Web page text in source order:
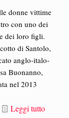
donne vittime
con uno dei
dei loro figli.
di Santolo,
anglo-italo-
Buonanno,
nel 2013
Leggi tutto